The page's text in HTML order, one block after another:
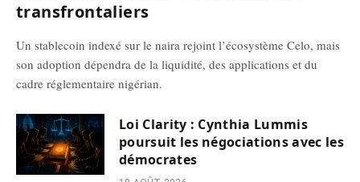
transfrontaliers
Un stablecoin indexé sur le naira rejoint l’écosystème Celo, mais
son adoption dépendra de la liquidité, des applications et du
cadre réglementaire nigérian.
Loi Clarity : Cynthia Lummis
poursuit les négociations avec les
démocrates